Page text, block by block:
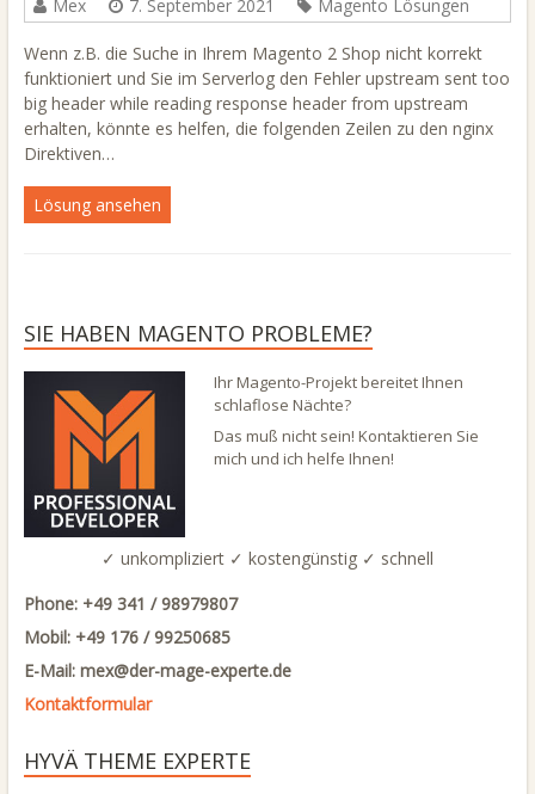
Mex 7. September 2021 Magento Lösungen
Wenn z.B. die Suche in Ihrem Magento 2 Shop nicht korrekt
funktioniert und Sie im Serverlog den Fehler upstream sent too
big header while reading response header from upstream
erhalten, könnte es helfen, die folgenden Zeilen zu den nginx
Direktiven…
Lösung ansehen
SIE HABEN MAGENTO PROBLEME?
Ihr Magento-Projekt bereitet Ihnen
schlaflose Nächte?
Das muß nicht sein! Kontaktieren Sie
mich und ich helfe Ihnen!
✓ unkompliziert ✓ kostengünstig ✓ schnell
Phone: +49 341 / 98979807
Mobil: +49 176 / 99250685
E-Mail: mex@der-mage-experte.de
Kontaktformular
HYVÄ THEME EXPERTE